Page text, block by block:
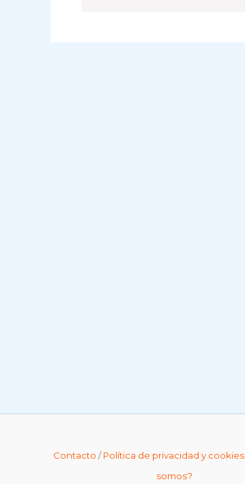
Contacto /Política de privacidad y cookies
somos?